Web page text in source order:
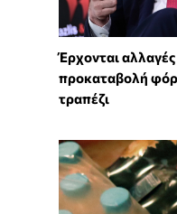
Έρχονται
προκαταβολή
τραπέζι